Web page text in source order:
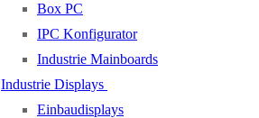
Box PC
IPC Konfigurator
Industrie Mainboards
Industrie Displays
Einbaudisplays